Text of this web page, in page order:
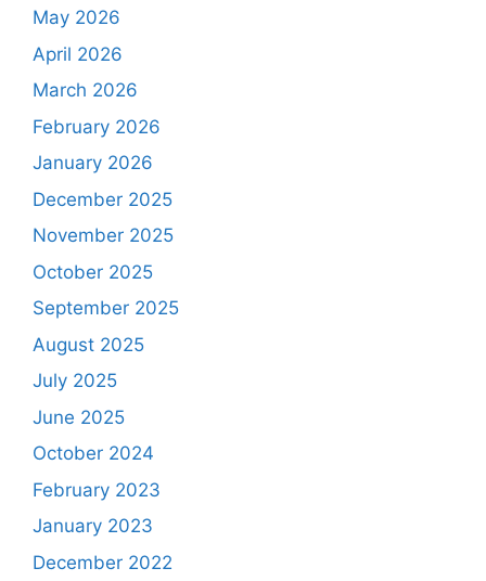
May 2026
April 2026
March 2026
February 2026
January 2026
December 2025
November 2025
October 2025
September 2025
August 2025
July 2025
June 2025
October 2024
February 2023
January 2023
December 2022